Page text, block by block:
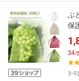
ぶ
保
わ
バ
園
34
3~5